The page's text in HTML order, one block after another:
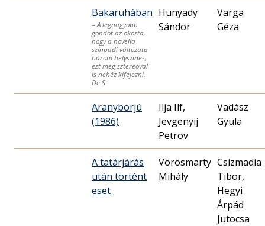
Bakaruhában
– A legnagyobb
gondot az okozta,
hogy a novella
színpadi változata
három helyszínes;
ezt még sztereóval
is nehéz kifejezni.
De S
Hunyady
Sándor
Varga
Géza
Aranyborjú
(1986)
Ilja Ilf,
Jevgenyij
Petrov
Vadász
Gyula
A tatárjárás
után történt
eset
Vörösmarty
Mihály
Csizmadia
Tibor,
Hegyi
Árpád
Jutocsa